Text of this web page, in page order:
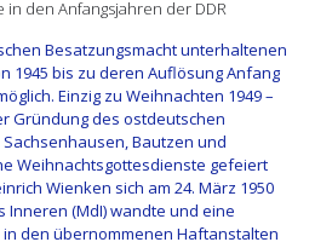
in den Anfangsjahren der DDR
Besatzungsmacht unterhaltenen
1945 bis zu deren Auflösung Anfang
Einzig zu Weihnachten 1949 –
Gründung des ostdeutschen
Bautzen und
Weihnachtsgottesdienste gefeiert
Wienken sich am 24. März 1950
Inneren (MdI) wandte und eine
den übernommenen Haftanstalten